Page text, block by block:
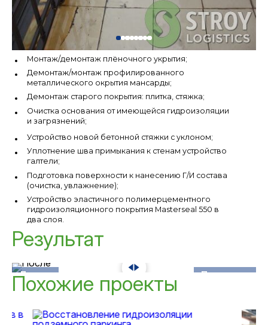
Монтаж/демонтаж плёночного укрытия;
Демонтаж/монтаж профилированного
металлического окрытия мансарды;
Демонтаж старого покрытия: плитка, стяжка;
Очистка основания от имеющейся гидроизоляции
и загрязнений;
Устройство новой бетонной стяжки с уклоном;
Уплотнение шва примыкания к стенам устройство
галтели;
Подготовка поверхности к нанесению Г/И состава
(очистка, увлажнение);
Устройство эластичного полимерцементного
гидроизоляционного покрытия Masterseal 550 в
два слоя.
Результат
До После
Похожие проекты